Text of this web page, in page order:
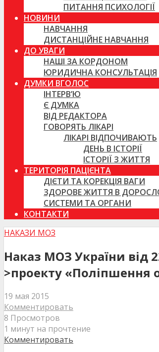
ПИТАННЯ ПСИХОЛОГІЇ
НОВИНИ
НАВЧАННЯ
ДИСТАНЦІЙНЕ НАВЧАННЯ
ДО УВАГИ
НАШІ ЗА КОРДОНОМ
ЮРИДИЧНА КОНСУЛЬТАЦІЯ
ДУМКИ ВГОЛОС
ІНТЕРВ’Ю
Є ДУМКА
ВІД РЕДАКТОРА
ГОВОРЯТЬ ЛІКАРІ
ЛІКАРІ ВІДПОЧИВАЮТЬ
ДЕНЬ В ІСТОРІЇ
ІСТОРІЇ З ЖИТТЯ
ТЕРИТОРІЯ ПАЦІЄНТА
ДІЄТИ ТА КОРЕКЦІЯ ВАГИ
ЗДОРОВЕ ЖИТТЯ В
СИСТЕМИ ТА ОРГАНИ
КОНТАКТИ
НАКАЗИ МОЗ
Наказ МОЗ України від
>проекту «Поліпшення
19 мая 2015
Комментировать
8 Просмотров
1 минут на прочтение
Комментировать